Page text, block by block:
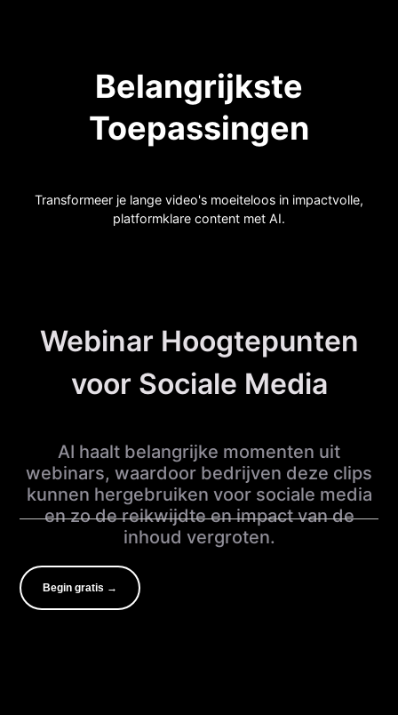
Belangrijkste
Toepassingen
Transformeer je lange video's moeiteloos in impactvolle,
platformklare content met AI.
Webinar Hoogtepunten
voor Sociale Media
AI haalt belangrijke momenten uit
webinars, waardoor bedrijven deze clips
kunnen hergebruiken voor sociale media
en zo de reikwijdte en impact van de
inhoud vergroten.
Begin gratis →